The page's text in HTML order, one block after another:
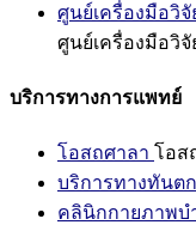
ศูนย์เครื่องมือวิจั
ศูนย์เครื่องมือวิจั
บริการทางการแพทย์
โอสถศาลา โอส
บริการทางทันต
คลินิกกายภาพบ